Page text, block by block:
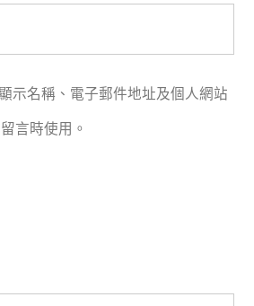
示名稱、電子郵件地址及個人網站
言時使用。